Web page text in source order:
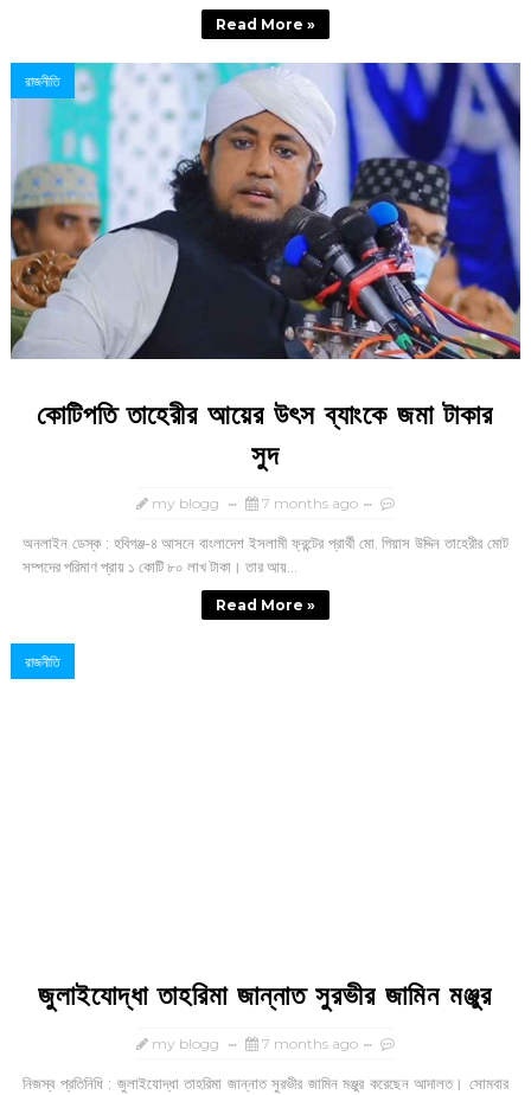
Read More »
রাজনীতি
কোটিপতি তাহেরীর আয়ের উৎস ব্যাংকে জমা টাকার
সুদ
my blogg 7 months ago
অনলাইন ডেস্ক : হবিগঞ্জ-৪ আসনে বাংলাদেশ ইসলামী ফ্রন্টের প্রার্থী মো. গিয়াস উদ্দিন তাহেরীর মোট
সম্পদের পরিমাণ প্রায় ১ কোটি ৮০ লাখ টাকা। তার আয়...
Read More »
রাজনীতি
জুলাইযোদ্ধা তাহরিমা জান্নাত সুরভীর জামিন মঞ্জুর
my blogg 7 months ago
নিজস্ব প্রতিনিধি : জুলাইযোদ্ধা তাহরিমা জান্নাত সুরভীর জামিন মঞ্জুর করেছেন আদালত। সোমবার